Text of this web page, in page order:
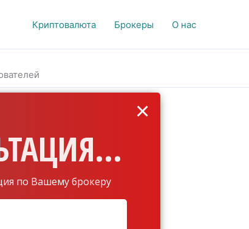
Криптовалюта Брокеры О нас
по Вашему брокеру
×